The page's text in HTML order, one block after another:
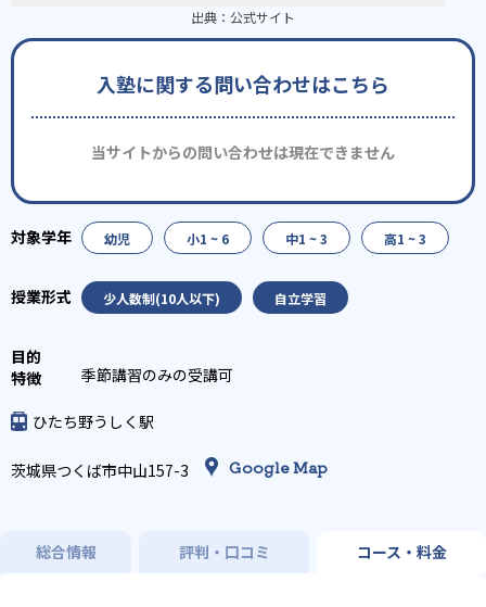
出典： 公式サイト
入塾に関する問い合わせはこちら
当サイトからの問い合わせは現在できません
幼児 小1 ~ 6 中1 ~ 3 高1 ~ 3
少人数制(10人以下) 自立学習
季節講習のみの受講可
ひたち野うしく駅
茨城県つくば市中山157-3 Google Map
総合情報 評判・口コミ コース・料金